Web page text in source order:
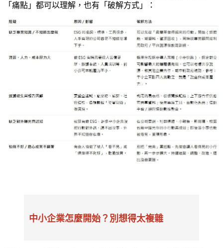
「痛點」都可以理解，也有「破解方式」：
中小企業怎麼開始？別想得太複雜